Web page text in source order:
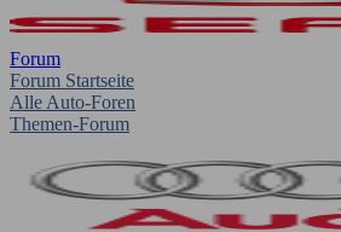
Forum
Forum Startseite
Alle Auto-Foren
Themen-Forum